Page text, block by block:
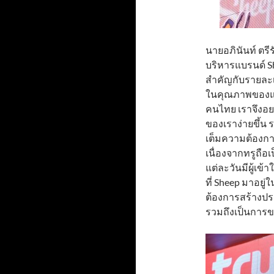
นายอภินันท์ ตรี
บริหารแบรนด์
สำคัญกับรายล
ในคุณภาพของ
คนไทย เราจึง
ของเราง่ายขึ้น
เต็มความต้องก
เนื่องจากทรูถือ
แต่ละวันมีผู้เข้า
ที่ Sheep มาอยู่
ต้องการสร้าง
รวมถึงเป็นการ